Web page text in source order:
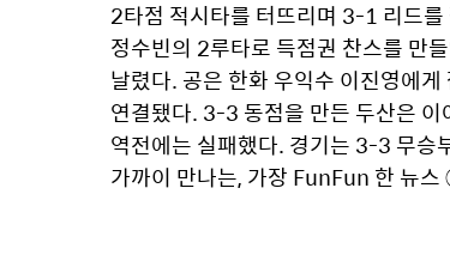
2타점 적시타를 터뜨리며 3-1 리드
정수빈의 2루타로 득점권 찬스를 만
날렸다. 공은 한화 우익수 이진영에
연결됐다. 3-3 동점을 만든 두산은
역전에는 실패했다. 경기는 3-3 무
가까이 만나는, 가장 FunFun 한 뉴스